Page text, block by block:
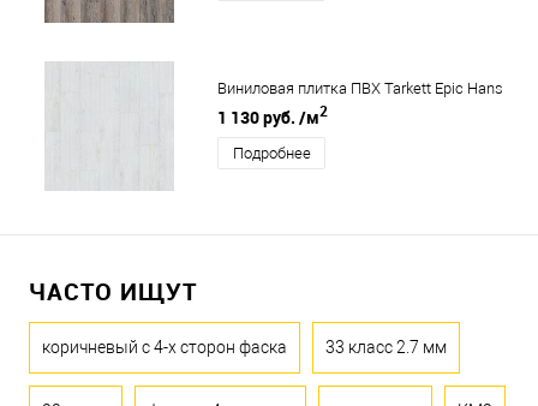
Виниловая плитка ПВХ Tarkett Epic Hans
1 130 руб. /м2
Подробнее
ЧАСТО ИЩУТ
коричневый с 4-х сторон фаска 33 класс 2.7 мм